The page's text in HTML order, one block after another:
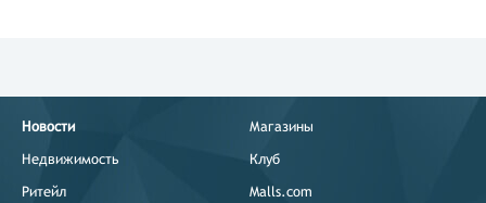
Новости
Недвижимость
Ритейл
Магазины
Клуб
Malls.com